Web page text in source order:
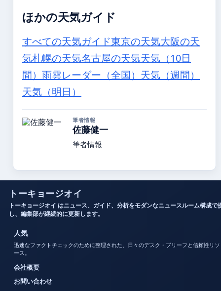
ほかの天気ガイド
すべての天気ガイド東京の天気大阪の天
気札幌の天気名古屋の天気天気（10日
間） 雨雲レーダー（全国） 天気（週間）
天気（明日）
筆者情報
佐藤健一
筆者情報
トーキョージオイ
トーキョージオイ はニュース、ガイド、分析をモダンなニュースルーム構成で
し、編集部が継続的に更新します。
人気
迅速なファクトチェックのために整理された、日々のデスク・ブリーフと信頼性リソ
ース。
会社概要
お問い合わせ